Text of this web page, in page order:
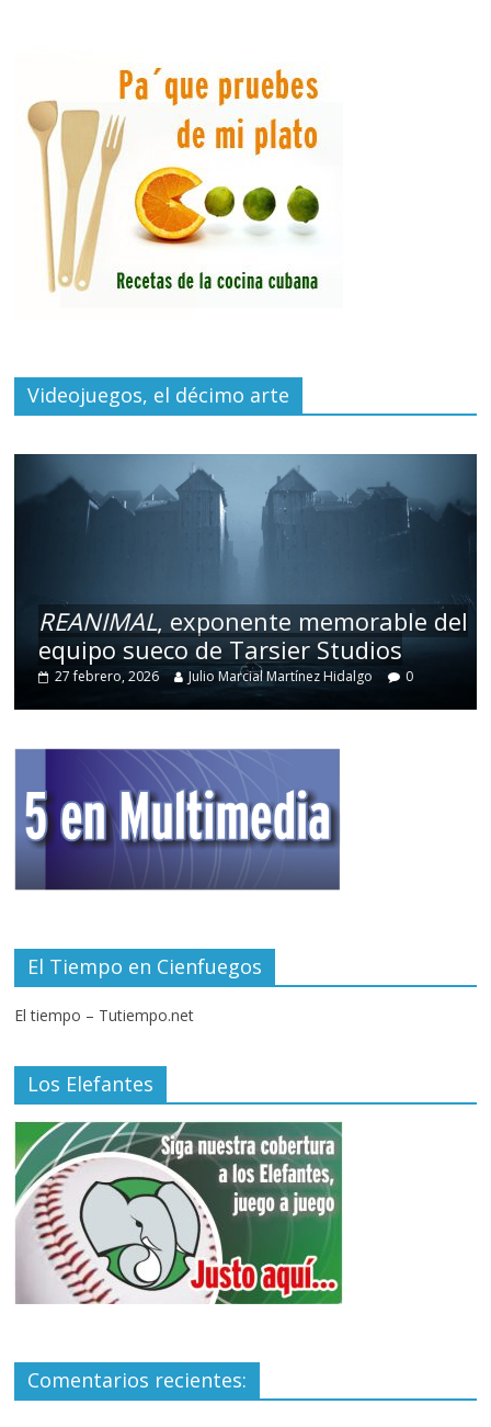
Videojuegos, el décimo arte
REANIMAL, exponente memorable del
equipo sueco de Tarsier Studios
27 febrero, 2026 Julio Marcial Martínez Hidalgo 0
El Tiempo en Cienfuegos
El tiempo – Tutiempo.net
Los Elefantes
Comentarios recientes: